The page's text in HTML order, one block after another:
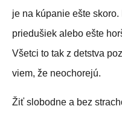
je na kúpanie ešte
priedušiek alebo ešte
Všetci to tak z detstva
viem, že neochorejú.
Žiť slobodne a bez